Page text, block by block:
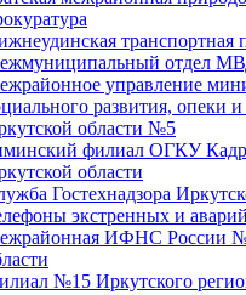
транспортная
отдел
управление
развития, опеки и
области №5
филиал ОГКУ
области
Гостехнадзора
экстренных и
ИФНС России №
№15 Иркутского